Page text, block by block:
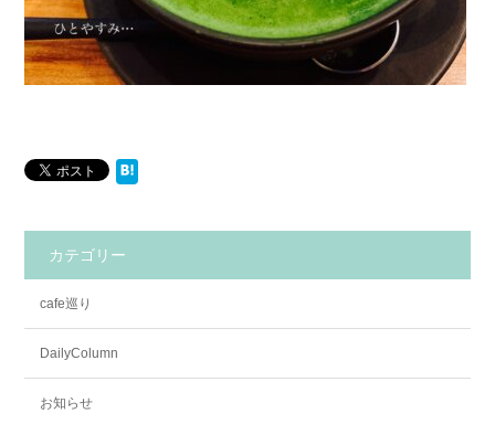
カテゴリー
cafe巡り
DailyColumn
お知らせ